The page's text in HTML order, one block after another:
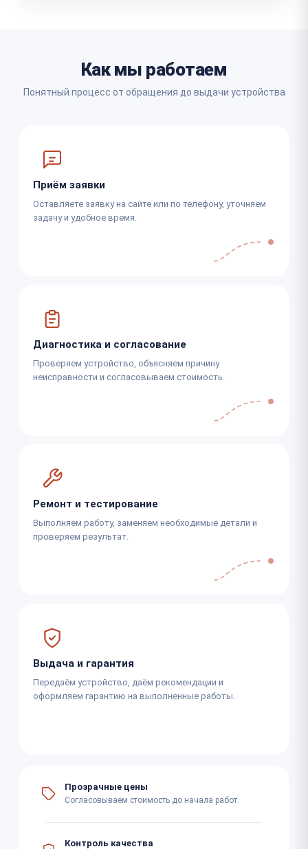
Как мы работаем
Понятный процесс от обращения до выдачи устройства
Приём заявки
Оставляете заявку на сайте или по телефону, уточняем
задачу и удобное время.
Диагностика и согласование
Проверяем устройство, объясняем причину
неисправности и согласовываем стоимость.
Ремонт и тестирование
Выполняем работу, заменяем необходимые детали и
проверяем результат.
Выдача и гарантия
Передаём устройство, даём рекомендации и
оформляем гарантию на выполненные работы.
Прозрачные цены
Согласовываем стоимость до начала работ.
Контроль качества